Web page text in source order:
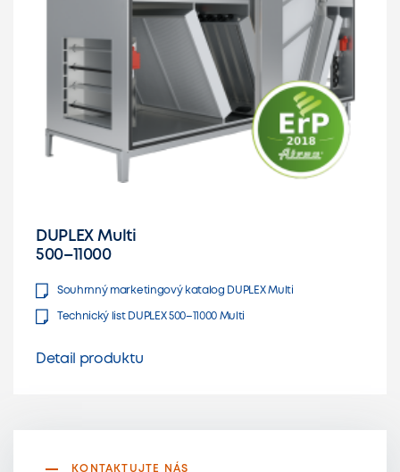
DUPLEX Multi
500–11000
Souhrnný marketingový katalog DUPLEX Multi
Technický list DUPLEX 500–11000 Multi
Detail produktu
KONTAKTUJTE NÁS